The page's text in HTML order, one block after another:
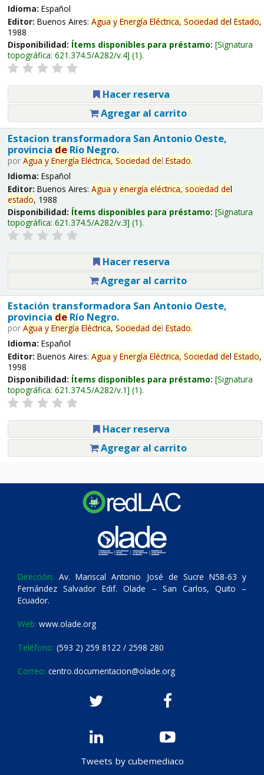
Idioma: Español
Editor: Buenos Aires: Agua y Energía Eléctrica, Sociedad del Estado,
1988
Disponibilidad: Ítems disponibles para préstamo: Signatura
topográfica: 621.374.5/A282/v.4 (1).
Hacer reserva
Agregar al carrito
Estacion transformadora San Antonio Oeste,
provincia deRío Negro.
por Agua y Energía Eléctrica, Sociedad del Estado.
Idioma: Español
Editor: Buenos Aires: Agua y energía eléctrica, sociedad del
estado, 1988
Disponibilidad: Ítems disponibles para préstamo: Signatura
topográfica: 621.374.5/A282/v.3 (1).
Hacer reserva
Agregar al carrito
Estación transformadora San Antonio Oeste,
provincia deRío Negro.
por Agua y Energía Eléctrica, Sociedad del Estado.
Idioma: Español
Editor: Buenos Aires: Agua y Energía Eléctrica, Sociedad del Estado,
1998
Disponibilidad: Ítems disponibles para préstamo: Signatura
topográfica: 621.374.5/A282/v.1 (1).
Hacer reserva
Agregar al carrito
Dirección: Av. Mariscal Antonio José de Sucre N58-63 y
Fernández Salvador Edif. Olade – San Carlos, Quito –
Ecuador.
Web: www.olade.org
Teléfono: (593 2) 259 8122 / 2598 280
Correo: centro.documentacion@olade.org
Tweets by cubemediaco